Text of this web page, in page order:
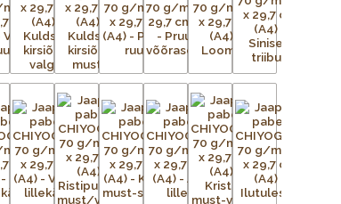
käes. Trükivärvid segatakse iga prindi jaoks
sellised nagu eelmisel partiil. Pärast värvi
iga värvi puhul – kolm kuni 15 korda –